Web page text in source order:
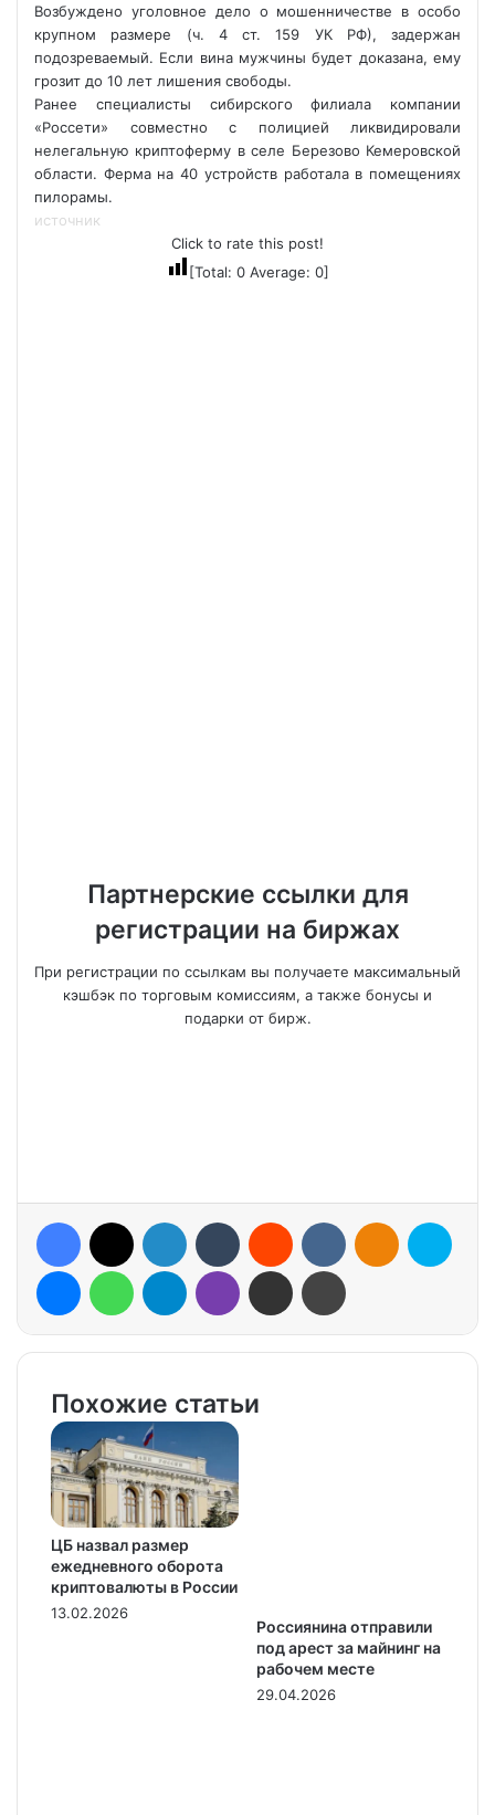
Возбуждено уголовное дело о мошенничестве в особо
крупном размере (ч. 4 ст. 159 УК РФ), задержан
подозреваемый. Если вина мужчины будет доказана, ему
грозит до 10 лет лишения свободы.
Ранее специалисты сибирского филиала компании
«Россети» совместно с полицией ликвидировали
нелегальную криптоферму в селе Березово Кемеровской
области. Ферма на 40 устройств работала в помещениях
пилорамы.
источник
Click to rate this post!
[Total: 0Average: 0]
Партнерские ссылки для
регистрации на биржах
При регистрации по ссылкам вы получаете максимальный
кэшбэк по торговым комиссиям, а также бонусы и
подарки от бирж.
Похожие статьи
ЦБ назвал размер
ежедневного оборота
криптовалюты в России
13.02.2026
Россиянина отправили
под арест за майнинг на
рабочем месте
29.04.2026